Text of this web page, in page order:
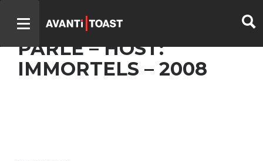
TOUT LE MONDE EN
PARLE – HOST:
IMMORTELS – 2008